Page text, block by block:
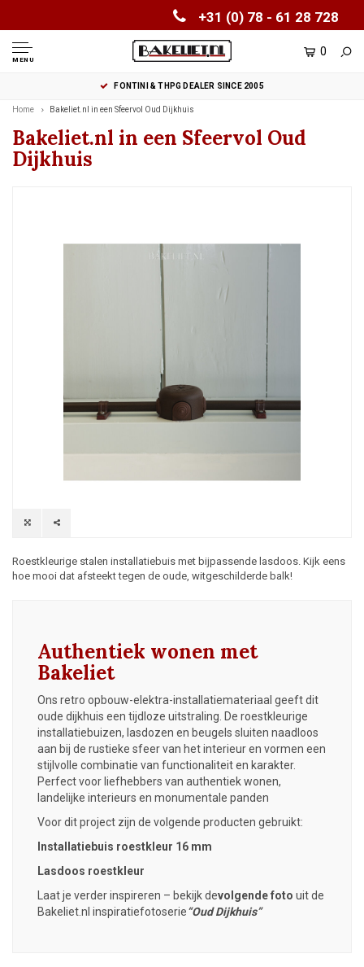
+31 (0) 78 - 61 28 728
MENU
0
FONTINI & THPG DEALER SINCE 2005
Home Bakeliet.nl in een Sfeervol Oud Dijkhuis
Bakeliet.nl in een Sfeervol Oud
Dijkhuis
Roestkleurige stalen installatiebuis met bijpassende lasdoos. Kijk eens
hoe mooi dat afsteekt tegen de oude, witgeschilderde balk!
Authentiek wonen met
Bakeliet
Ons retro opbouw-elektra-installatiemateriaal geeft dit
oude dijkhuis een tijdloze uitstraling. De roestkleurige
installatiebuizen, lasdozen en beugels sluiten naadloos
aan bij de rustieke sfeer van het interieur en vormen een
stijlvolle combinatie van functionaliteit en karakter.
Perfect voor liefhebbers van authentiek wonen,
landelijke interieurs en monumentale panden
Voor dit project zijn de volgende producten gebruikt:
Installatiebuis roestkleur 16 mm
Lasdoos roestkleur
Laat je verder inspireren – bekijk devolgende foto uit de
Bakeliet.nl inspiratiefotoserie“Oud Dijkhuis”